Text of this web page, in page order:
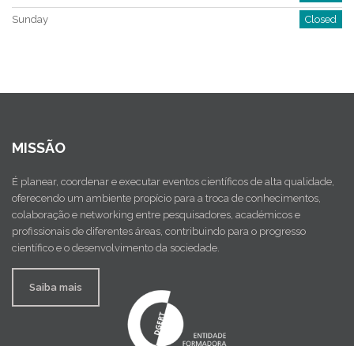
Sunday Closed
MISSÃO
É planear, coordenar e executar eventos científicos de alta qualidade,
oferecendo um ambiente propício para a troca de conhecimentos,
colaboração e networking entre pesquisadores, académicos e
profissionais de diferentes áreas, contribuindo para o progresso
científico e o desenvolvimento da sociedade.
Saiba mais